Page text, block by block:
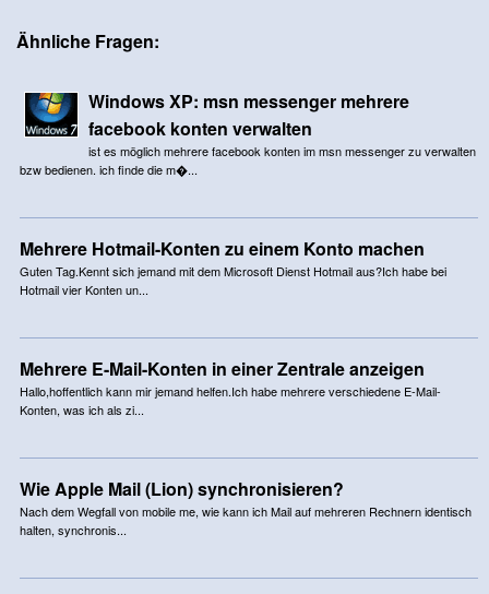
Ähnliche Fragen:
Windows XP: msn messenger mehrere
facebook konten verwalten
ist es möglich mehrere facebook konten im msn messenger zu verwalten
bzw bedienen. ich finde die m�...
Mehrere Hotmail-Konten zu einem Konto machen
Guten Tag.Kennt sich jemand mit dem Microsoft Dienst Hotmail aus?Ich habe bei
Hotmail vier Konten un...
Mehrere E-Mail-Konten in einer Zentrale anzeigen
Hallo,hoffentlich kann mir jemand helfen.Ich habe mehrere verschiedene E-Mail-
Konten, was ich als zi...
Wie Apple Mail (Lion) synchronisieren?
Nach dem Wegfall von mobile me, wie kann ich Mail auf mehreren Rechnern identisch
halten, synchronis...